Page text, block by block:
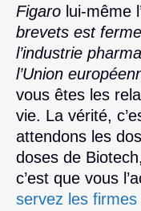
Figaro lui-même
brevets est
l’industrie
l’Union
vous êtes les
vie. La vérité,
attendons les
doses de
c’est que vous
servez les